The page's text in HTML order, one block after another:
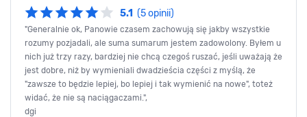
5.1 (5 opinii)
"Generalnie ok, Panowie czasem zachowują się jakby wszystkie
rozumy pozjadali, ale suma sumarum jestem zadowolony. Byłem u
nich już trzy razy, bardziej nie chcą czegoś ruszać, jeśli uważają że
jest dobre, niż by wymieniali dwadzieścia części z myślą, że
"zawsze to będzie lepiej, bo lepiej i tak wymienić na nowe", toteż
widać, że nie są naciągaczami.",
dgi